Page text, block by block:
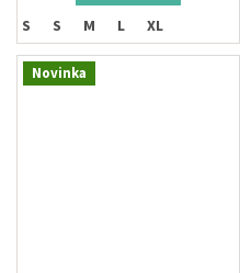
XS S M L XL
Novinka